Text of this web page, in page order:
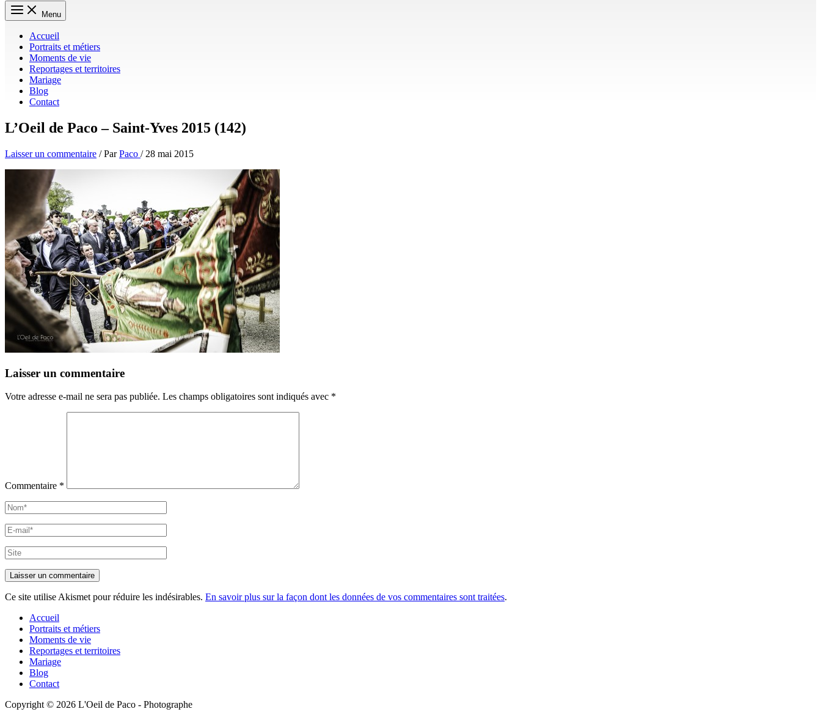
Menu
Accueil
Portraits et métiers
Moments de vie
Reportages et territoires
Mariage
Blog
Contact
L’Oeil de Paco – Saint-Yves 2015 (142)
Laisser un commentaire / ParPaco / 28 mai 2015
Laisser un commentaire
Votre adresse e-mail ne sera pas publiée. Les champs obligatoires sont indiqués avec *
Commentaire *
Nom*
E-
mail*
Site
Ce site utilise Akismet pour réduire les indésirables. En savoir plus sur la façon dont les données de vos commentaires sont traitées.
Accueil
Portraits et métiers
Moments de vie
Reportages et territoires
Mariage
Blog
Contact
Copyright © 2026 L'Oeil de Paco - Photographe